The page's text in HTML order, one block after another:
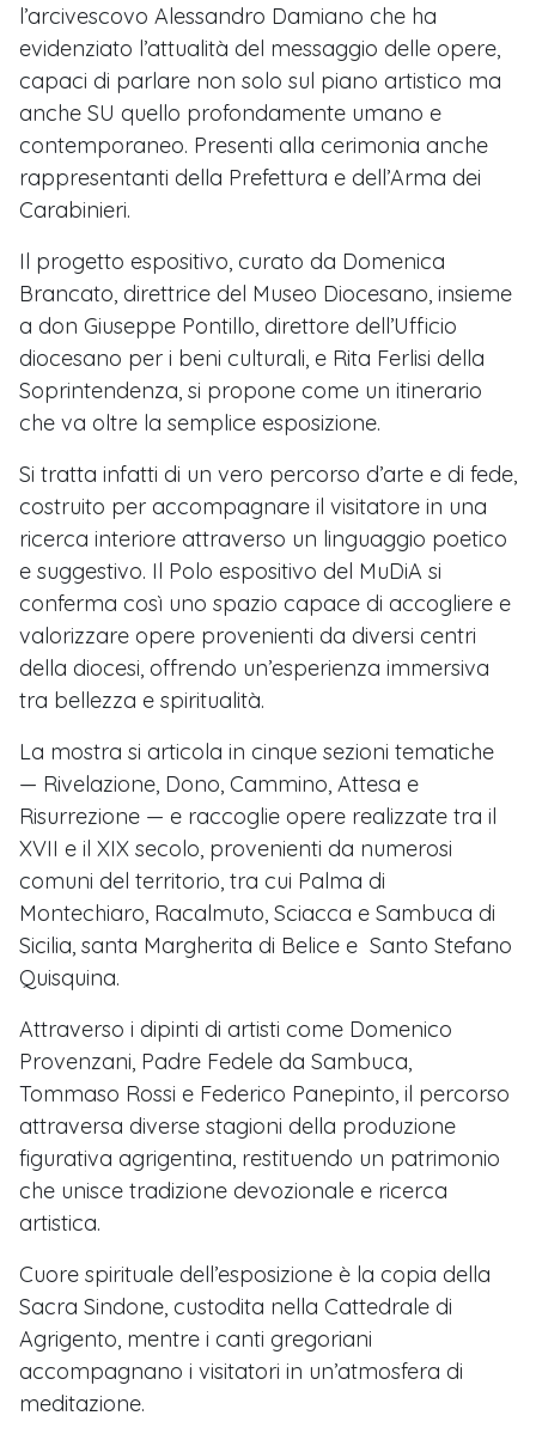
l’arcivescovo Alessandro Damiano che ha
evidenziato l’attualità del messaggio delle opere,
capaci di parlare non solo sul piano artistico ma
anche SU quello profondamente umano e
contemporaneo. Presenti alla cerimonia anche
rappresentanti della Prefettura e dell’Arma dei
Carabinieri.
Il progetto espositivo, curato da Domenica
Brancato, direttrice del Museo Diocesano, insieme
a don Giuseppe Pontillo, direttore dell’Ufficio
diocesano per i beni culturali, e Rita Ferlisi della
Soprintendenza, si propone come un itinerario
che va oltre la semplice esposizione.
Si tratta infatti di un vero percorso d’arte e di fede,
costruito per accompagnare il visitatore in una
ricerca interiore attraverso un linguaggio poetico
e suggestivo. Il Polo espositivo del MuDiA si
conferma così uno spazio capace di accogliere e
valorizzare opere provenienti da diversi centri
della diocesi, offrendo un’esperienza immersiva
tra bellezza e spiritualità.
La mostra si articola in cinque sezioni tematiche
— Rivelazione, Dono, Cammino, Attesa e
Risurrezione — e raccoglie opere realizzate tra il
XVII e il XIX secolo, provenienti da numerosi
comuni del territorio, tra cui Palma di
Montechiaro, Racalmuto, Sciacca e Sambuca di
Sicilia, santa Margherita di Belice e Santo Stefano
Quisquina.
Attraverso i dipinti di artisti come Domenico
Provenzani, Padre Fedele da Sambuca,
Tommaso Rossi e Federico Panepinto, il percorso
attraversa diverse stagioni della produzione
figurativa agrigentina, restituendo un patrimonio
che unisce tradizione devozionale e ricerca
artistica.
Cuore spirituale dell’esposizione è la copia della
Sacra Sindone, custodita nella Cattedrale di
Agrigento, mentre i canti gregoriani
accompagnano i visitatori in un’atmosfera di
meditazione.